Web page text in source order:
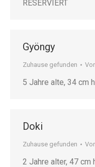
RESERVIERT
Gyöngy
Zuhause gefunden
5 Jahre alte, 34 cm
Doki
Zuhause gefunden
2 Jahre alter, 47 cm